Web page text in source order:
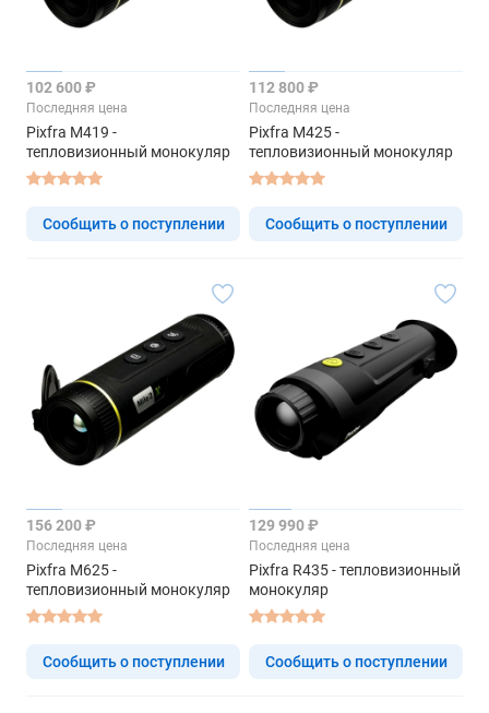
102 600 ₽
Последняя цена
Pixfra M419 -
тепловизионный монокуляр
Сообщить о поступлении
112 800 ₽
Последняя цена
Pixfra M425 -
тепловизионный монокуляр
Сообщить о поступлении
156 200 ₽
Последняя цена
Pixfra M625 -
тепловизионный монокуляр
Сообщить о поступлении
129 990 ₽
Последняя цена
Pixfra R435 - тепловизионный
монокуляр
Сообщить о поступлении